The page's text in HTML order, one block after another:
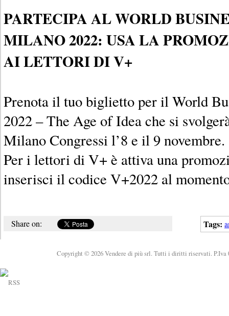
PARTECIPA AL WORLD
MILANO 2022: USA LA
AI LETTORI DI V+
Prenota il tuo biglietto per il World
2022 – The Age of Idea che si
Milano Congressi l’8 e il 9 novembre.
Per i lettori di V+ è attiva una
inserisci il codice V+2022 al
Tags:
Share on:
Copyright © 2026 Vendere di più srl. Tutti i diritti riservati. P.Iva